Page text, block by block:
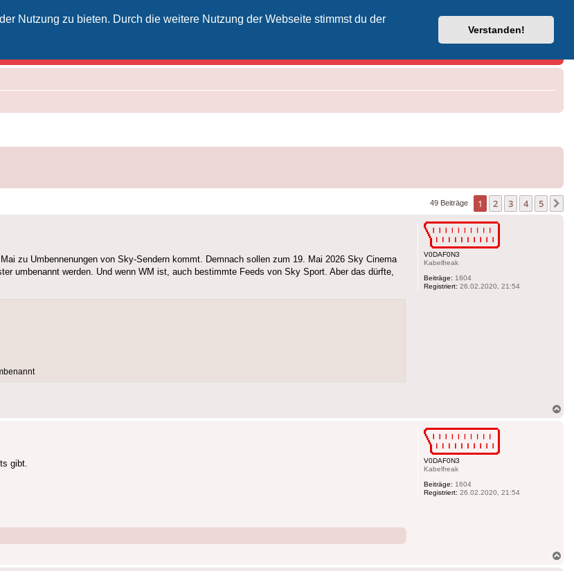
Nutzung zu bieten. Durch die weitere Nutzung der Webseite stimmst du der
Verstanden!
Vodafone-Kabel-Helpdesk
49 Beiträge 1 2 3 4 5
V0DAF0N3
Kabelfreak
Beiträge: 1604
Registriert: 26.02.2020, 21:54
zu Umbennenungen von Sky-Sendern kommt. Demnach sollen zum 19. Mai 2026 Sky Cinema
umbenannt werden. Und wenn WM ist, auch bestimmte Feeds von Sky Sport. Aber das dürfte,
V0DAF0N3
Kabelfreak
Beiträge: 1604
Registriert: 26.02.2020, 21:54
gibt.